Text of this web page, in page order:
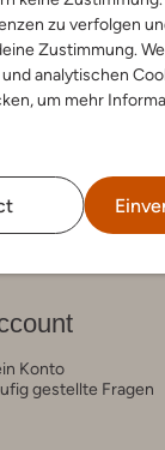
zu verfolgen
Zustimmung.
analytischen
um mehr
Konto
gestellte Fragen